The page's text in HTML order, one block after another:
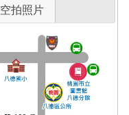
空拍照片